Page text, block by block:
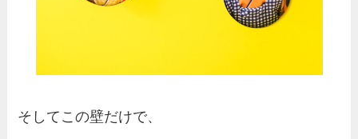
そしてこの壁だけで、